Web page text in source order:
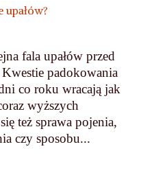
upałów?
fala upałów przed
padokowania
co roku wracają jak
wyższych
też sprawa pojenia,
czy sposobu...